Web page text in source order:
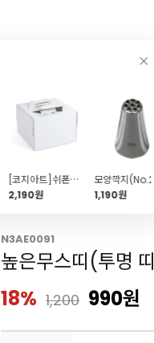
[코지아트]쉬폰케이크박스(무지1호\/받침포함)
2,190원
1,190원
N3AE0091
높은무스띠(투명
18% 1,200 990원